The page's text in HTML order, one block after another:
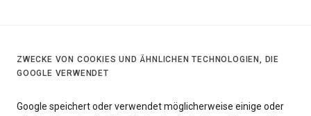
ZWECKE VON COOKIES UND ÄHNLICHEN TECHNOLOGIEN, DIE
GOOGLE VERWENDET
Google speichert oder verwendet möglicherweise einige oder